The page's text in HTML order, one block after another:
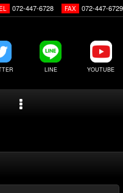
072-447-6728 FAX 072-447-6729
LINE YOUTUBE